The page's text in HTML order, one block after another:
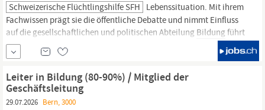
Schweizerische Flüchtlingshilfe SFH Lebenssituation. Mit ihrem
Fachwissen prägt sie die öffentliche Debatte und nimmt Einfluss
auf die gesellschaftlichen und politischen Abteilung Bildungführt
in der ganzen Schweiz praxisorientierte
Bildungsveranstaltungen,
Tagungen für Erwachsene und Jugendliche durch. Dabei vereint
sie auf einzigartige...
Leiter in Bildung (80-90%) / Mitglied der
Geschäftsleitung
29.07.2026 Bern, 3000